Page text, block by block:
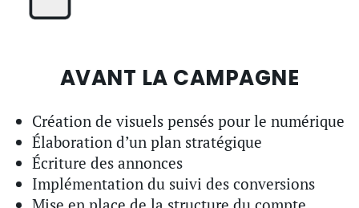
AVANT LA CAMPAGNE
Création de visuels pensés pour le numérique
Élaboration d’un plan stratégique
Écriture des annonces
Implémentation du suivi des conversions